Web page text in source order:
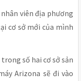
viên địa phương
cơ sở mới của mình
số hai cơ sở sản
Arizona sẽ đi vào